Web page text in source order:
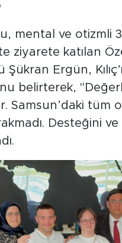
mental ve otizmli
ziyarete katılan
Ergün,
belirterek, "Değerli
Samsun’daki
Desteğini